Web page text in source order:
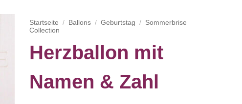
Startseite / Ballons / Geburtstag / Sommerbrise
Collection
Herzballon mit
Namen & Zahl